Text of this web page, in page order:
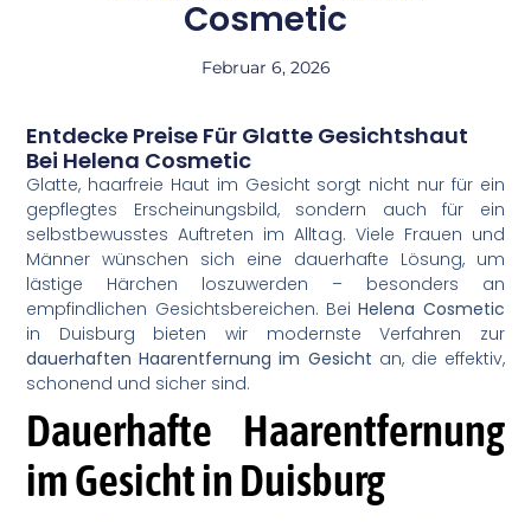
Cosmetic
Februar 6, 2026
Entdecke Preise Für Glatte Gesichtshaut
Bei Helena Cosmetic
Glatte, haarfreie Haut im Gesicht sorgt nicht nur für ein
gepflegtes Erscheinungsbild, sondern auch für ein
selbstbewusstes Auftreten im Alltag. Viele Frauen und
Männer wünschen sich eine dauerhafte Lösung, um
lästige Härchen loszuwerden – besonders an
empfindlichen Gesichtsbereichen. BeiHelena Cosmetic
in Duisburg bieten wir modernste Verfahren zur
dauerhaften Haarentfernung im Gesicht an, die effektiv,
schonend und sicher sind.
Dauerhafte Haarentfernung
im Gesicht in Duisburg